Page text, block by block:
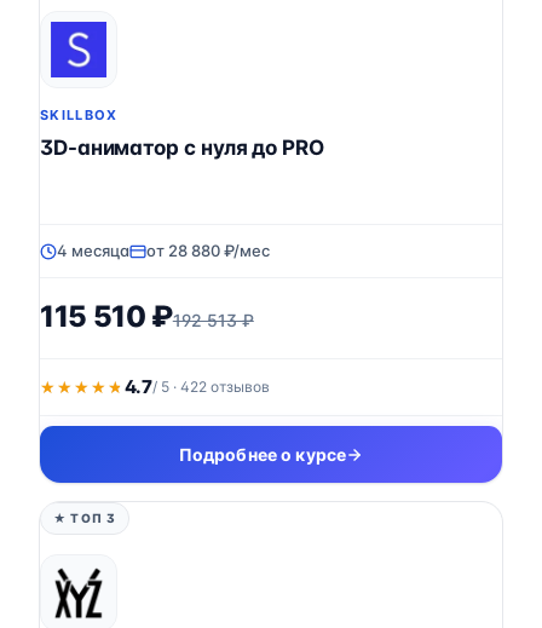
SKILLBOX
3D-аниматор с нуля до PRO
4 месяца от 28 880 ₽/мес
115 510 ₽192 513 ₽
★★★★★
★★★★★ 4.7/ 5 · 422 отзывов
Подробнее о курсе
★ ТОП 3